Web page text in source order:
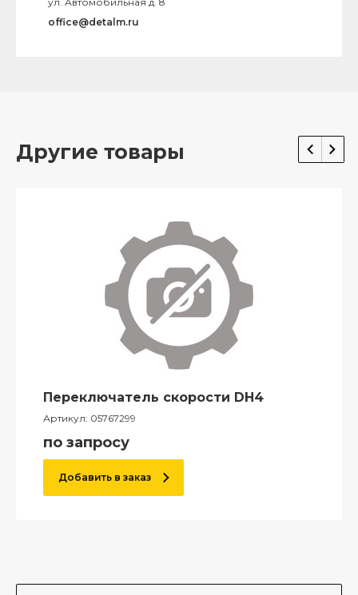
office@detalm.ru
Другие товары
Переключатель скорости DH4
Артикул: 05767299
по запросу
Добавить в заказ